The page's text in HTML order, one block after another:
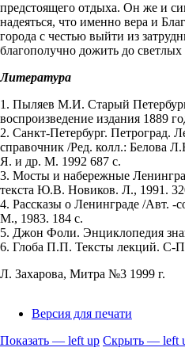
предстоящего отдыха. Он же и
надеяться, что именно вера и
города с честью выйти из
благополучно дожить до
Литература
1. Пыляев М.И. Старый
воспроизведение издания 1889
2. Санкт-Петербург. Петроград.
справочник /Ред. колл.: Белова
Я. и др. М. 1992 687 с.
3. Мосты и набережные
текста Ю.В. Новиков. Л., 1991.
4. Рассказы о Ленинграде /Авт. -
М., 1983. 184 с.
5. Джон Фоли. Энциклопедия
6. Глоба П.П. Тексты лекций. С-
Л. Захарова, Митра №3 1999 г.
Версия для печати
Показать — left up Скрыть — left